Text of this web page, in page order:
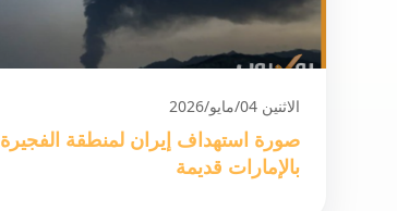
الاثنين 04/مايو/2026
صورة استهداف إيران لمنطقة الفجيرة
بالإمارات قديمة